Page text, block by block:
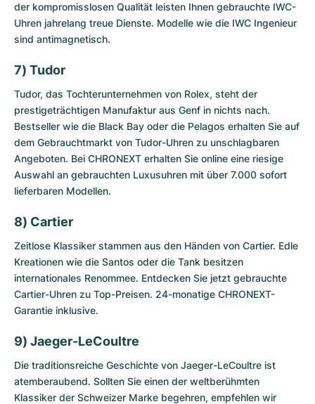
der kompromisslosen Qualität leisten Ihnen gebrauchte IWC-
Uhren jahrelang treue Dienste. Modelle wie die IWC Ingenieur
sind antimagnetisch.
7) Tudor
Tudor, das Tochterunternehmen von Rolex, steht der
prestigeträchtigen Manufaktur aus Genf in nichts nach.
Bestseller wie die Black Bay oder die Pelagos erhalten Sie auf
dem Gebrauchtmarkt von Tudor-Uhren zu unschlagbaren
Angeboten. Bei CHRONEXT erhalten Sie online eine riesige
Auswahl an gebrauchten Luxusuhren mit über 7.000 sofort
lieferbaren Modellen.
8) Cartier
Zeitlose Klassiker stammen aus den Händen von Cartier. Edle
Kreationen wie die Santos oder die Tank besitzen
internationales Renommee. Entdecken Sie jetzt gebrauchte
Cartier-Uhren zu Top-Preisen. 24-monatige CHRONEXT-
Garantie inklusive.
9) Jaeger-LeCoultre
Die traditionsreiche Geschichte von Jaeger-LeCoultre ist
atemberaubend. Sollten Sie einen der weltberühmten
Klassiker der Schweizer Marke begehren, empfehlen wir